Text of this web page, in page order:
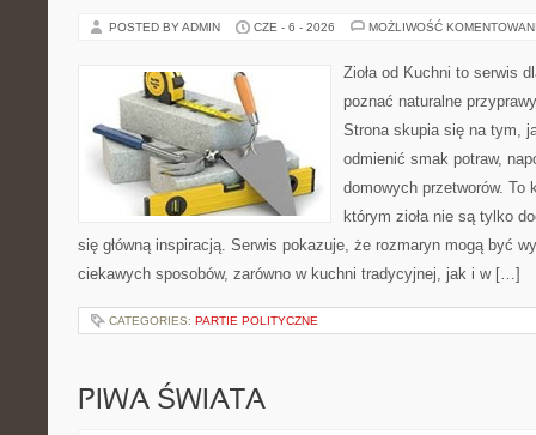
POSTED BY ADMIN CZE - 6 - 2026 MOŻLIWOŚĆ
Zioła od Kuchni to serwis
poznać naturalne
Strona skupia się na tym,
odmienić smak potraw,
domowych przetworów. To
którym zioła nie są tylko
się główną inspiracją. Serwis pokazuje, że rozmaryn mogą być
ciekawych sposobów, zarówno w kuchni tradycyjnej, jak i w […]
CATEGORIES: PARTIE POLITYCZNE
PIWA ŚWIATA